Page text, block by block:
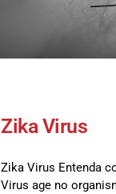
Zika Virus
Zika Virus Entenda
Virus age no